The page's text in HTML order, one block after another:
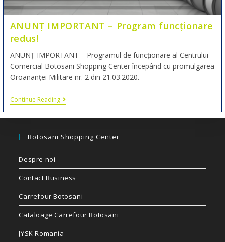
ANUNȚ IMPORTANT – Program funcționare
redus!
ANUNȚ IMPORTANT – Programul de funcționare al Centrului
Comercial Botosani Shopping Center începând cu promulgarea
Oroananței Militare nr. 2 din 21.03.2020.
Continue Reading
Botosani Shopping Center
Despre noi
Contact Business
Carrefour Botosani
Cataloage Carrefour Botosani
JYSK Romania